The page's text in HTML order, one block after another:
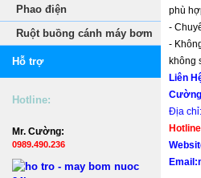
Phao điện
Ruột buồng cánh máy bơm
Hỗ trợ
Hotline:
Mr. Cường:
0989.490.236
phù
-
-
không
Liên
Địa